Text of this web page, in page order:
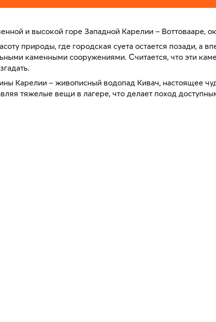
и высокой горе Западной Карелии – Воттовааре,
природы, где городская суета остается позади, а
каменными сооружениями. Считается, что эти
Карелии – живописный водопад Кивач, настоящее
тяжелые вещи в лагере, что делает поход